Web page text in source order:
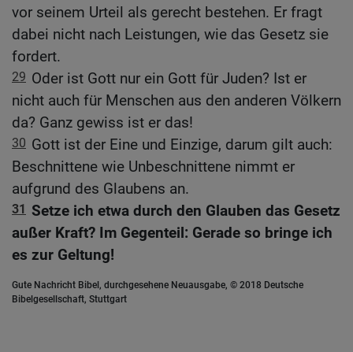
vor seinem Urteil als gerecht bestehen. Er fragt
dabei nicht nach Leistungen, wie das Gesetz sie
fordert.
29 Oder ist Gott nur ein Gott für Juden? Ist er
nicht auch für Menschen aus den anderen Völkern
da? Ganz gewiss ist er das!
30 Gott ist der Eine und Einzige, darum gilt auch:
Beschnittene wie Unbeschnittene nimmt er
aufgrund des Glaubens an.
31 Setze ich etwa durch den Glauben das Gesetz
außer Kraft? Im Gegenteil: Gerade so bringe ich
es zur Geltung!
Gute Nachricht Bibel, durchgesehene Neuausgabe, © 2018 Deutsche
Bibelgesellschaft, Stuttgart